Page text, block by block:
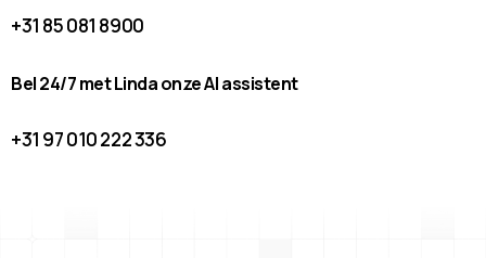
+31 85 081 8900
Bel 24/7 met Linda onze AI assistent
+31 97 010 222 336